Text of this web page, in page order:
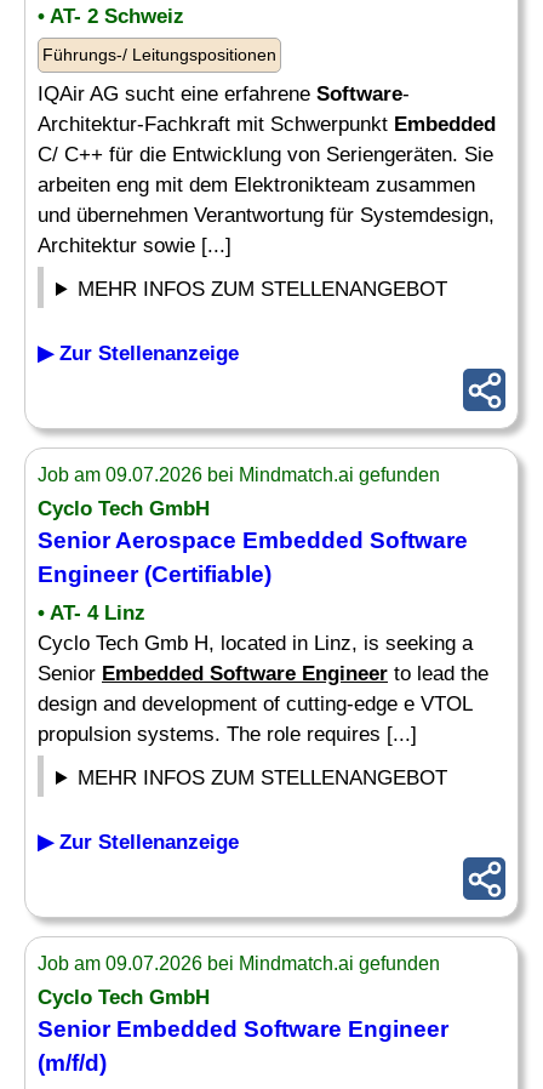
• AT- 2 Schweiz
Führungs-/ Leitungspositionen
IQAir AG sucht eine erfahrene Software-
Architektur-Fachkraft mit Schwerpunkt Embedded
C/ C++ für die Entwicklung von Seriengeräten. Sie
arbeiten eng mit dem Elektronikteam zusammen
und übernehmen Verantwortung für Systemdesign,
Architektur sowie [...]
MEHR INFOS ZUM STELLENANGEBOT
▶ Zur Stellenanzeige
Job am 09.07.2026 bei Mindmatch.ai gefunden
Cyclo Tech GmbH
Senior Aerospace Embedded Software
Engineer(Certifiable)
• AT- 4 Linz
Cyclo Tech Gmb H, located in Linz, is seeking a
Senior Embedded Software Engineer to lead the
design and development of cutting-edge e VTOL
propulsion systems. The role requires [...]
MEHR INFOS ZUM STELLENANGEBOT
▶ Zur Stellenanzeige
Job am 09.07.2026 bei Mindmatch.ai gefunden
Cyclo Tech GmbH
Senior Embedded Software Engineer
(m/f/d)